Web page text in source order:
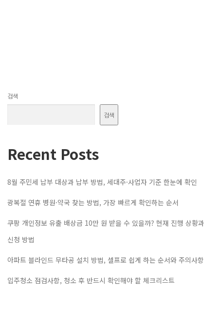
검색
검색
Recent Posts
8월 주민세 납부 대상과 납부 방법, 세대주·사업자 기준 한눈에 확인
광복절 연휴 병원·약국 찾는 방법, 가장 빠르게 확인하는 순서
쿠팡 개인정보 유출 배상금 10만 원 받을 수 있을까? 현재 진행 상황과
신청 방법
아파트 블라인드 무타공 설치 방법, 셀프로 쉽게 하는 순서와 주의사항
입주청소 점검사항, 청소 후 반드시 확인해야 할 체크리스트